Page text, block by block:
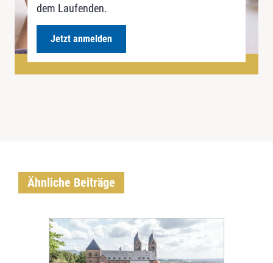
dem Laufenden.
Jetzt anmelden
Ähnliche Beiträge